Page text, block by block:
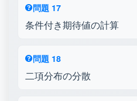
問題 17
条件付き期待値の計算
問題 18
二項分布の分散